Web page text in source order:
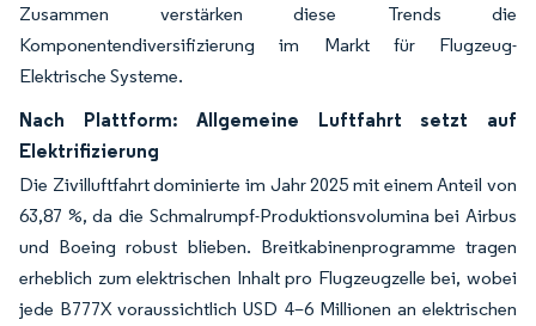
Zusammen verstärken diese Trends die
Komponentendiversifizierung im Markt für Flugzeug-
Elektrische Systeme.
Nach Plattform: Allgemeine Luftfahrt setzt auf
Elektrifizierung
Die Zivilluftfahrt dominierte im Jahr 2025 mit einem Anteil von
63,87 %, da die Schmalrumpf-Produktionsvolumina bei Airbus
und Boeing robust blieben. Breitkabinenprogramme tragen
erheblich zum elektrischen Inhalt pro Flugzeugzelle bei, wobei
jede B777X voraussichtlich USD 4–6 Millionen an elektrischen